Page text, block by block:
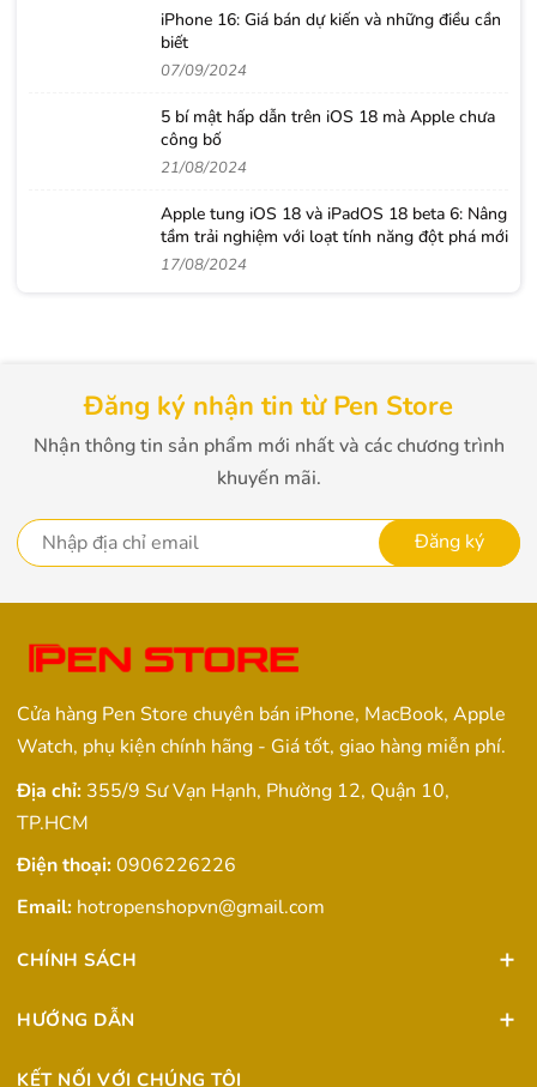
iPhone 16: Giá bán dự kiến và những điều cần
biết
07/09/2024
5 bí mật hấp dẫn trên iOS 18 mà Apple chưa
công bố
21/08/2024
Apple tung iOS 18 và iPadOS 18 beta 6: Nâng
tầm trải nghiệm với loạt tính năng đột phá mới
17/08/2024
Đăng ký nhận tin từ Pen Store
Nhận thông tin sản phẩm mới nhất và các chương trình
khuyến mãi.
Đăng ký
Cửa hàng Pen Store chuyên bán iPhone, MacBook, Apple
Watch, phụ kiện chính hãng - Giá tốt, giao hàng miễn phí.
Địa chỉ: 355/9 Sư Vạn Hạnh, Phường 12, Quận 10,
TP.HCM
Điện thoại:0906226226
Email: hotropenshopvn@gmail.com
CHÍNH SÁCH
HƯỚNG DẪN
KẾT NỐI VỚI CHÚNG TÔI